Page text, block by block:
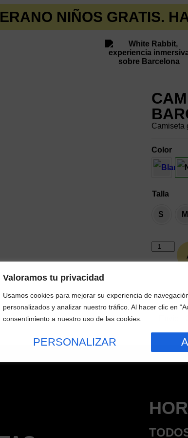
Valoramos tu privacidad
Usamos cookies para mejorar su experiencia de
personalizados y analizar nuestro tráfico. Al hacer clic en
consentimiento a nuestro uso de las cookies.
PERSONALIZAR
NIÑOS GRATIS.
Camiseta
Color
Talla
S M
Detalles